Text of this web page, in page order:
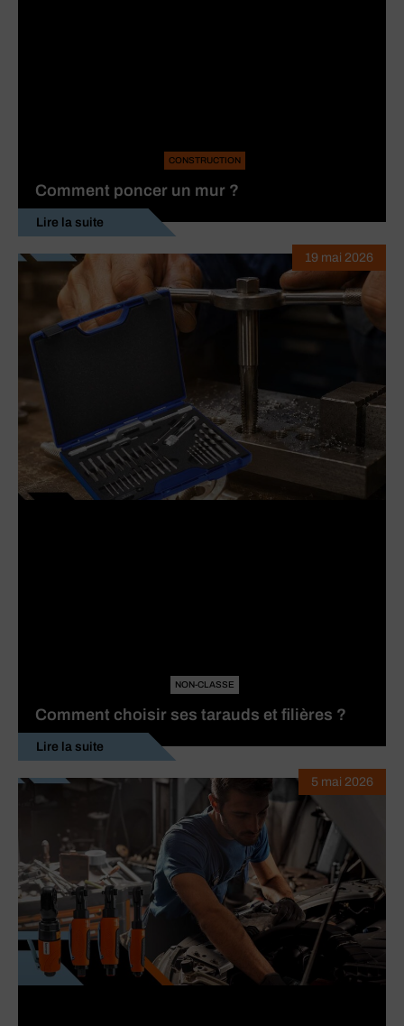
CONSTRUCTION
Comment poncer un mur ?
Lire la suite
NON-CLASSE
Comment choisir ses tarauds et filières ?
Lire la suite
19 mai 2026
5 mai 2026